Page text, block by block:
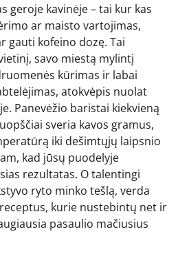
geroje kavinėje – tai kur kas
ar maisto vartojimas,
gauti kofeino dozę. Tai
savo miestą mylintį
kūrimas ir labai
atokvėpis nuolat
Panevėžio baristai kiekvieną
sveria kavos gramus,
iki dešimtųjų laipsnio
kad jūsų puodelyje
rezultatas. O talentingi
ryto minko tešlą, verda
kurie nustebintų net ir
pasaulio mačiusius